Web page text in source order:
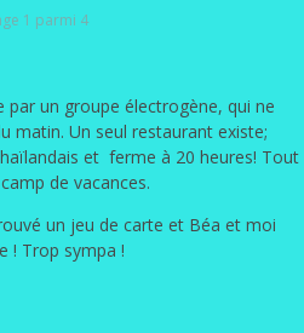
1 parmi 4
par un groupe électrogène, qui ne
matin. Un seul restaurant existe;
et ferme à 20 heures! Tout
de vacances.
un jeu de carte et Béa et moi
! Trop sympa !